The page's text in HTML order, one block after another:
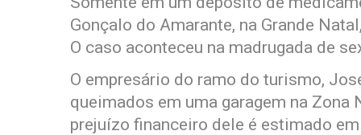
Gonçalo do Amarante, na Grande
O caso aconteceu na madrugada de
O empresário do ramo do turismo,
queimados em uma garagem na
prejuízo financeiro dele é estimado